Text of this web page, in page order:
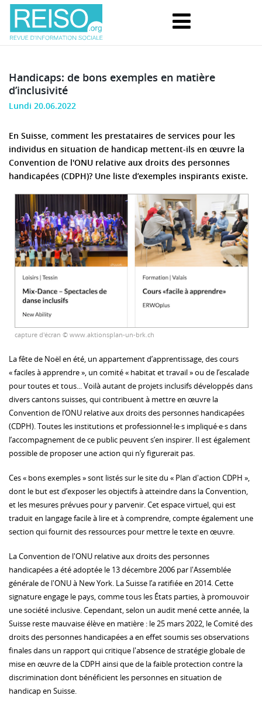
Handicaps: de bons exemples en matière
d’inclusivité
Lundi 20.06.2022
En Suisse, comment les prestataires de services pour les
individus en situation de handicap mettent-ils en œuvre la
Convention de l'ONU relative aux droits des personnes
handicapées (CDPH)? Une liste d’exemples inspirants existe.
capture d'écran © www.aktionsplan-un-brk.ch
La fête de Noël en été, un appartement d’apprentissage, des cours
« faciles à apprendre », un comité « habitat et travail » ou de l’escalade
pour toutes et tous... Voilà autant de projets inclusifs développés dans
divers cantons suisses, qui contribuent à mettre en œuvre la
Convention de l’ONU relative aux droits des personnes handicapées
(CDPH). Toutes les institutions et professionnel·le·s impliqué·e·s dans
l’accompagnement de ce public peuvent s’en inspirer. Il est également
possible de proposer une action qui n’y figurerait pas.
Ces « bons exemples » sont listés sur le site du « Plan d'action CDPH »,
dont le but est d’exposer les objectifs à atteindre dans la Convention,
et les mesures prévues pour y parvenir. Cet espace virtuel, qui est
traduit en langage facile à lire et à comprendre, compte également une
section qui fournit des ressources pour mettre le texte en œuvre.
La Convention de l'ONU relative aux droits des personnes
handicapées a été adoptée le 13 décembre 2006 par l'Assemblée
générale de l'ONU à New York. La Suisse l’a ratifiée en 2014. Cette
signature engage le pays, comme tous les États parties, à promouvoir
une société inclusive. Cependant, selon un audit mené cette année, la
Suisse reste mauvaise élève en matière : le 25 mars 2022, le Comité des
droits des personnes handicapées a en effet soumis ses observations
finales dans un rapport qui critique l'absence de stratégie globale de
mise en œuvre de la CDPH ainsi que de la faible protection contre la
discrimination dont bénéficient les personnes en situation de
handicap en Suisse.